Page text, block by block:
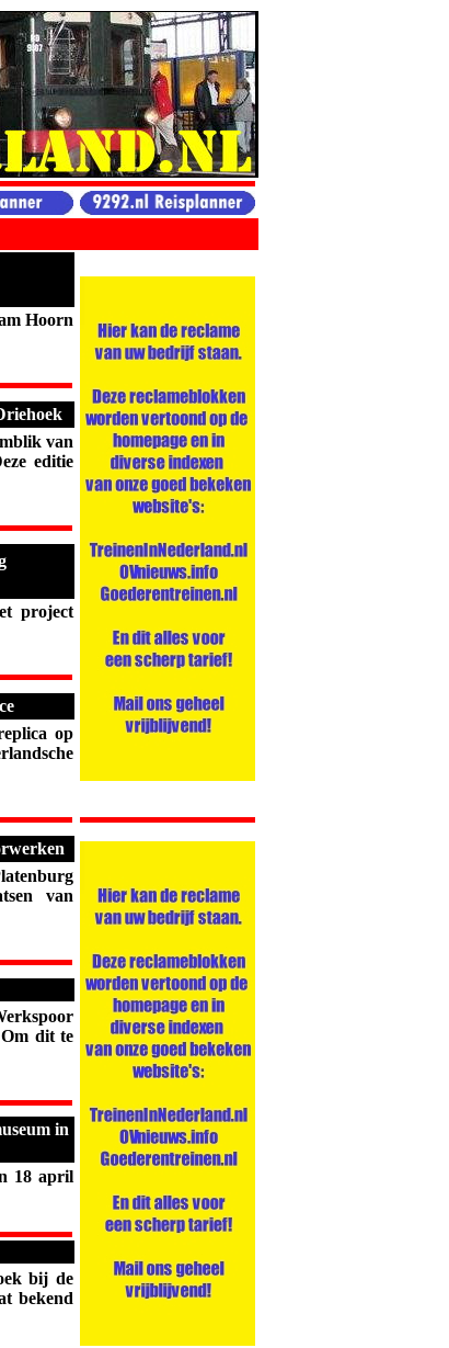
Hoorn
van
editie
project
op
van
dit te
in
18 april
bij de
bekend